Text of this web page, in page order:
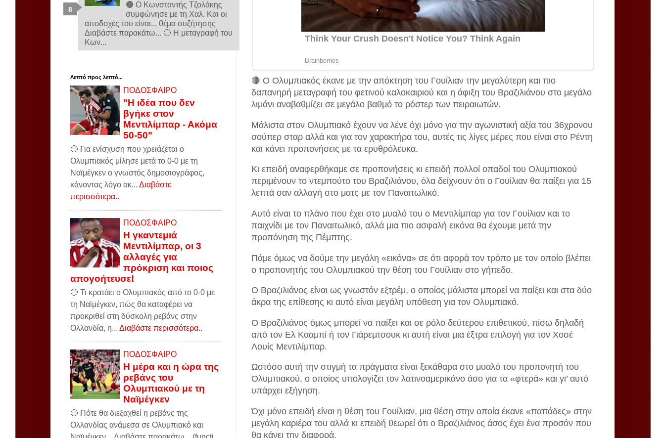
🔴 Ο Ολυμπιακός έκανε με την απόκτηση του Γουίλιαν την μεγαλύτερη και πιο
δαπανηρή μεταγραφή του φετινού καλοκαιριού και η άφιξη του Βραζιλιάνου στο μεγάλο
λιμάνι αναβαθμίζει σε μεγάλο βαθμό το ρόστερ των πειραιωτών.
Μάλιστα στον Ολυμπιακό έχουν να λένε όχι μόνο για την αγωνιστική αξία του 36χρονου
σούπερ σταρ αλλά και για τον χαρακτήρα του, αυτές τις λίγες μέρες που είναι στο Ρέντη
και κάνει προπονήσεις με τα ερυθρόλευκα.
Κι επειδή αναφερθήκαμε σε προπονήσεις κι επειδή πολλοί οπαδοί του Ολυμπιακού
περιμένουν το ντεμπούτο του Βραζιλιάνου, όλα δείχνουν ότι ο Γουίλιαν θα παίξει για 15
λεπτά σαν αλλαγή στο ματς με τον Παναιτωλικό.
Αυτό είναι το πλάνο που έχει στο μυαλό του ο Μεντιλίμπαρ για τον Γουίλιαν και το
παιχνίδι με τον Παναιτωλικό, αλλά μια πιο ασφαλή εικόνα θα έχουμε μετά την
προπόνηση της Πέμπτης.
Πάμε όμως να δούμε την μεγάλη «εικόνα» σε ότι αφορά τον τρόπο με τον οποίο βλέπει
ο προπονητής του Ολυμπιακού την θέση του Γουίλιαν στο γήπεδο.
Ο Βραζιλιάνος είναι ως γνωστόν εξτρέμ, ο οποίος μάλιστα μπορεί να παίξει και στα δύο
άκρα της επίθεσης κι αυτό είναι μεγάλη υπόθεση για τον Ολυμπιακό.
Ο Βραζιλιάνος όμως μπορεί να παίξει και σε ρόλο δεύτερου επιθετικού, πίσω δηλαδή
από τον Ελ Κααμπί ή τον Γιάρεμτσουκ κι αυτή είναι μια έξτρα επιλογή για τον Χοσέ
Λουίς Μεντιλίμπαρ.
Ωστόσο αυτή την στιγμή τα πράγματα είναι ξεκάθαρα στο μυαλό του προπονητή του
Ολυμπιακού, ο οποίος υπολογίζει τον λατινοαμερικάνο άσο για τα «φτερά» και γι’ αυτό
υπάρχει εξήγηση.
Όχι μόνο επειδή είναι η θέση του Γουίλιαν, μια θέση στην οποία έκανε «παπάδες» στην
μεγάλη καριέρα του αλλά κι επειδή θεωρεί ότι ο Βραζιλιάνος άσος έχει ένα προσόν που
θα κάνει την διαφορά.
🔴 Ο Κωνσταντής Τζολάκης
συμφώνησε με τη Χαλ. Και οι
αποδοχές του είναι... θέμα συζήτησης
Διαβάστε παρακάτω... 🔴 Η μεταγραφή του
Κων...
Λεπτό προς λεπτό...
ΠΟΔΟΣΦΑΙΡΟ
"Η ιδέα που δεν
βγήκε στον
Μεντιλίμπαρ - Ακόμα
50-50"
🔴 Για ενίσχυση που χρειάζεται ο
Ολυμπιακός μίλησε μετά το 0-0 με τη
Ναϊμέγκεν ο γνωστός δημοσιογράφος,
κάνοντας λόγο ακ... Διαβάστε
περισσότερα..
ΠΟΔΟΣΦΑΙΡΟ
Η γκαντεμιά
Μεντιλίμπαρ, οι 3
αλλαγές για
πρόκριση και ποιος
απογοήτευσε!
🔴 Τι κρατάει ο Ολυμπιακός από το 0-0 με
τη Ναϊμέγκεν, πώς θα καταφέρει να
προκριθεί στη δύσκολη ρεβάνς στην
Ολλανδία, η... Διαβάστε περισσότερα..
ΠΟΔΟΣΦΑΙΡΟ
Η μέρα και η ώρα της
ρεβάνς του
Ολυμπιακού με τη
Ναϊμέγκεν
🔴 Πότε θα διεξαχθεί η ρεβάνς της
Ολλανδίας ανάμεσα σε Ολυμπιακό και